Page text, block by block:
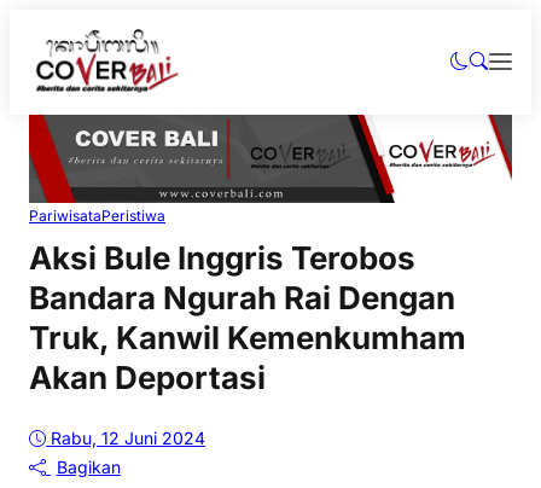
PariwisataPeristiwa
Aksi Bule Inggris Terobos
Bandara Ngurah Rai Dengan
Truk, Kanwil Kemenkumham
Akan Deportasi
Rabu, 12 Juni 2024
Bagikan